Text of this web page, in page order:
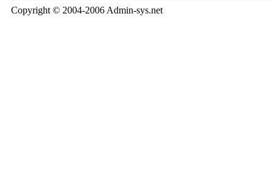
Copyright © 2004-2006 Admin-sys.net